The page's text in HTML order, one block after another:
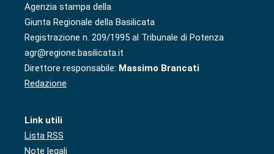
Agenzia stampa della
Giunta Regionale della Basilicata
Registrazione n. 209/1995 al Tribunale di Potenza
agr@regione.basilicata.it
Direttore responsabile: Massimo Brancati
Redazione
Link utili
Lista RSS
Note legali